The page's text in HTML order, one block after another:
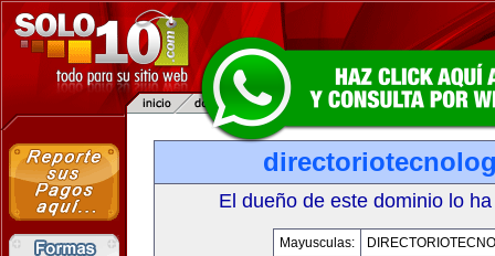
El dueño de este dominio lo
Mayusculas: